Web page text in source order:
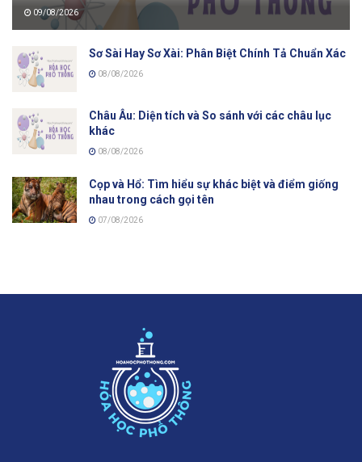
09/08/2026
Sơ Sài Hay Sơ Xài: Phân Biệt Chính Tả Chuẩn Xác
08/08/2026
Châu Âu: Diện tích và So sánh với các châu lục
khác
08/08/2026
Cọp và Hổ: Tìm hiểu sự khác biệt và điểm giống
nhau trong cách gọi tên
07/08/2026